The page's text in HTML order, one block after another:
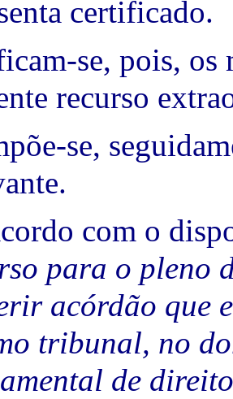
certificado.
se, pois, os
recurso
se,
com o
para o pleno
acórdão que
tribunal, no
de direito